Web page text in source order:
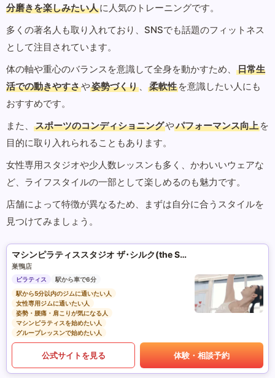
分磨きを楽しみたい人に人気のトレーニングです。
多くの著名人も取り入れており、SNSでも話題のフィットネス
として注目されています。
体の軸や重心のバランスを意識して全身を動かすため、
日常生
活での動きやすさや姿勢づくり 、 柔軟性 を意識したい人にも
おすすめです。
また、
スポーツのコンディショニングやパフォーマンス向上 を
目的に取り入れられることもあります。
女性専用スタジオや少人数レッスンも多く、かわいいウェアな
ど、ライフスタイルの一部として楽しめるのも魅力です。
店舗によって特徴が異なるため、まずは自分に合うスタイルを
見つけてみましょう。
マシンピラティススタジオ ザ･シルク(the SILK)
巣鴨店
ピラティス
駅から車で6分
駅から5分以内のジムに通いたい人
女性専用ジムに通いたい人
姿勢・腰痛・肩こりが気になる人
マシンピラティスを始めたい人
グループレッスンで始めたい人
公式サイトを見る 体験・相談予約